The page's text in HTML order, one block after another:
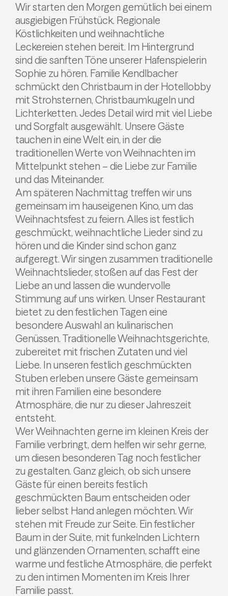
Wir starten den Morgen gemütlich bei einem
ausgiebigen Frühstück. Regionale
Köstlichkeiten und weihnachtliche
Leckereien stehen bereit. Im Hintergrund
sind die sanften Töne unserer Hafenspielerin
Sophie zu hören. Familie Kendlbacher
schmückt den Christbaum in der Hotellobby
mit Strohsternen, Christbaumkugeln und
Lichterketten. Jedes Detail wird mit viel Liebe
und Sorgfalt ausgewählt. Unsere Gäste
tauchen in eine Welt ein, in der die
traditionellen Werte von Weihnachten im
Mittelpunkt stehen – die Liebe zur Familie
und das Miteinander.
Am späteren Nachmittag treffen wir uns
gemeinsam im hauseigenen Kino, um das
Weihnachtsfest zu feiern. Alles ist festlich
geschmückt, weihnachtliche Lieder sind zu
hören und die Kinder sind schon ganz
aufgeregt. Wir singen zusammen traditionelle
Weihnachtslieder, stoßen auf das Fest der
Liebe an und lassen die wundervolle
Stimmung auf uns wirken. Unser Restaurant
bietet zu den festlichen Tagen eine
besondere Auswahl an kulinarischen
Genüssen. Traditionelle Weihnachtsgerichte,
zubereitet mit frischen Zutaten und viel
Liebe. In unseren festlich geschmückten
Stuben erleben unsere Gäste gemeinsam
mit ihren Familien eine besondere
Atmosphäre, die nur zu dieser Jahreszeit
entsteht.
Wer Weihnachten gerne im kleinen Kreis der
Familie verbringt, dem helfen wir sehr gerne,
um diesen besonderen Tag noch festlicher
zu gestalten. Ganz gleich, ob sich unsere
Gäste für einen bereits festlich
geschmückten Baum entscheiden oder
lieber selbst Hand anlegen möchten. Wir
stehen mit Freude zur Seite. Ein festlicher
Baum in der Suite, mit funkelnden Lichtern
und glänzenden Ornamenten, schafft eine
warme und festliche Atmosphäre, die perfekt
zu den intimen Momenten im Kreis Ihrer
Familie passt.